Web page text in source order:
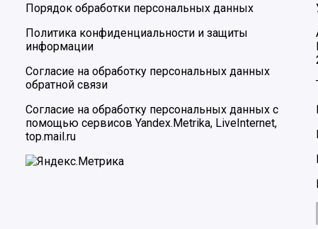
Порядок обработки персональных данных
Политика конфиденциальности и защиты
информации
Согласие на обработку персональных данных
обратной связи
Согласие на обработку персональных данных с
помощью сервисов Yandex.Metrika, LiveInternet,
top.mail.ru